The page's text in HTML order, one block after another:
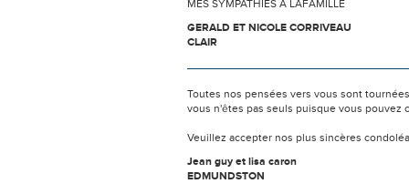
MES SYMPATHIES A LAFAMILLE
GERALD ET NICOLE CORRIVEAU
CLAIR
Toutes nos pensées vers vous sont
vous n'êtes pas seuls puisque vous pouvez
Veuillez accepter nos plus sincères
Jean guy et lisa caron
EDMUNDSTON